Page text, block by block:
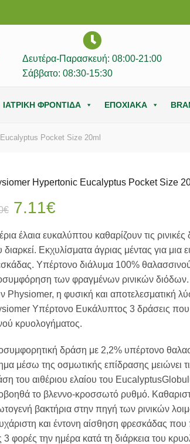
Δευτέρα-Παρασκευή: 08:00-21:00
Σάββατο: 08:30-15:30
ΙΑΤΡΙΚΗ ΦΡΟΝΤΙΔΑ ΕΠΟΧΙΑΚΑ
Pocket Size 20ml
Hypertonic Eucalyptus Pocket Size
€ Original
price
was:
7.90€.
7.11€Η
τρέχουσα
τιμή
είναι:
7.11€.
έλαια ευκαλύπτου καθαρίζουν τις
Εκχυλίσματα άγριας μέντας για μια
Υπέρτονο διάλυμα 100%
των φραγμένων ρινικών διόδων.
Physiomer, η φυσική και αποτελεσματική
Υπέρτονο Ευκάλυπτος 3 δράσεις
κρυολογήματος.
δράση με 2,2% υπέρτονο
μέσω της οσμωτικής επίδρασης μειώνει
του αιθέριου ελαίου του
το βλεννο-κροσσωτό ρυθμό.
βακτήρια στην πηγή των ρινικών
και έντονη αίσθηση φρεσκάδας που
3 φορές την ημέρα κατά τη διάρκεια του